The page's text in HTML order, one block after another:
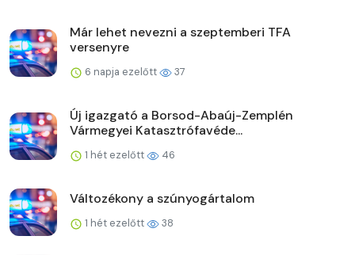
Már lehet nevezni a szeptemberi TFA
versenyre
6 napja ezelőtt 37
Új igazgató a Borsod-Abaúj-Zemplén
Vármegyei Katasztrófavéde...
1 hét ezelőtt 46
Változékony a szúnyogártalom
1 hét ezelőtt 38